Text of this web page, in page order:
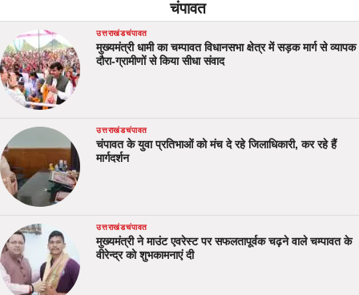
चंपावत
उत्तराखंडचंपावत
मुख्यमंत्री धामी का चम्पावत विधानसभा क्षेत्र में सड़क मार्ग से व्यापक
दौरा-ग्रामीणों से किया सीधा संवाद
उत्तराखंडचंपावत
चंपावत के युवा प्रतिभाओं को मंच दे रहे जिलाधिकारी, कर रहे हैं
मार्गदर्शन
उत्तराखंडचंपावत
मुख्यमंत्री ने माउंट एवरेस्ट पर सफलतापूर्वक चढ़ने वाले चम्पावत के
वीरेन्द्र को शुभकामनाएं दी